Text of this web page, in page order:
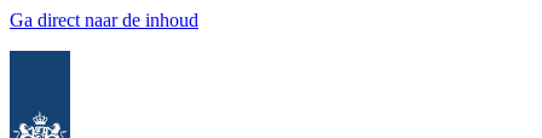
Ga direct naar de inhoud